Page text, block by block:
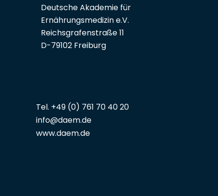
Deutsche Akademie für
Ernährungsmedizin e.V.
Reichsgrafenstraße 11
D-79102 Freiburg
Tel. +49 (0) 761 70 40 20
info@daem.de
www.daem.de